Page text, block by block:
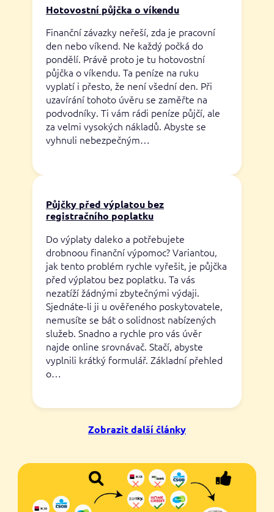
Hotovostní půjčka o víkendu
Finanční závazky neřeší, zda je pracovní
den nebo víkend. Ne každý počká do
pondělí. Právě proto je tu hotovostní
půjčka o víkendu. Ta peníze na ruku
vyplatí i přesto, že není všední den. Při
uzavírání tohoto úvěru se zaměřte na
podvodníky. Ti vám rádi peníze půjčí, ale
za velmi vysokých nákladů. Abyste se
vyhnuli nebezpečným…
Půjčky před výplatou bez
registračního poplatku
Do výplaty daleko a potřebujete
drobnoou finanční výpomoc? Variantou,
jak tento problém rychle vyřešit, je půjčka
před výplatou bez poplatku. Ta vás
nezatíží žádnými zbytečnými výdaji.
Sjednáte-li ji u ověřeného poskytovatele,
nemusíte se bát o solidnost nabízených
služeb. Snadno a rychle pro vás úvěr
najde online srovnávač. Stačí, abyste
vyplnili krátký formulář. Základní přehled
o…
Zobrazit další články